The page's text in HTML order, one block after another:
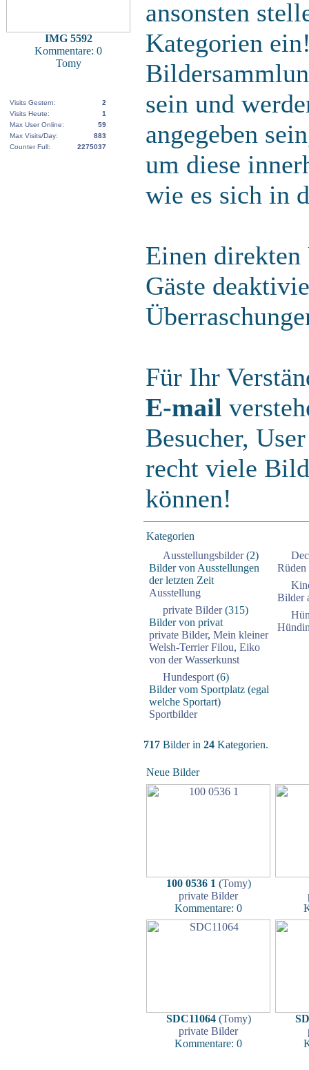
IMG 5592
Kommentare: 0
Tomy
Visits Gestern:
2
Visits Heute:
1
Max User Online:
59
Max Visits/Day:
883
Counter Full:
2275037
ansonsten
Kategorien
sein und
angegeben
um diese
wie es sich in
Einen
Gäste
Für Ihr
E-mail
Besucher,
recht viele
können!
Kategorien
Ausstellungsbilder(2)
Bilder von Ausstellungen
der letzten Zeit
Ausstellung
private Bilder(315)
Bilder von privat
private Bilder, Mein kleiner
Welsh-Terrier Filou, Eiko
von der Wasserkunst
Hundesport (6)
Bilder vom Sportplatz (egal
welche Sportart)
Sportbilder
Rüden
Bilder
717 Bilder in 24 Kategorien.
Neue Bilder
100 0536 1 (Tomy)
private Bilder
Kommentare: 0
SDC11064(Tomy)
private Bilder
Kommentare: 0